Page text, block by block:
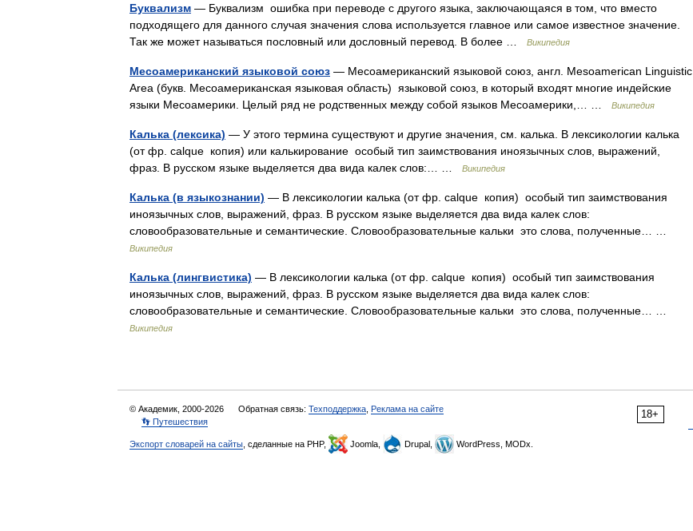
Буквализм — Буквализм ошибка при переводе с другого языка, заключающаяся в том, что вместо
подходящего для данного случая значения слова используется главное или самое известное значение.
Так же может называться пословный или дословный перевод. В более …
Википедия
Месоамериканский языковой союз — Месоамериканский языковой союз, англ. Mesoamerican Linguistic
Area (букв. Месоамериканская языковая область) языковой союз, в который входят многие индейские
языки Месоамерики. Целый ряд не родственных между собой языков Месоамерики,… …
Википедия
Калька (лексика) — У этого термина существуют и другие значения, см. калька. В лексикологии калька
(от фр. calque копия) или калькирование особый тип заимствования иноязычных слов, выражений,
фраз. В русском языке выделяется два вида калек слов:… …
Википедия
Калька (в языкознании) — В лексикологии калька (от фр. calque копия) особый тип заимствования
иноязычных слов, выражений, фраз. В русском языке выделяется два вида калек слов:
словообразовательные и семантические. Словообразовательные кальки это слова, полученные… …
Википедия
Калька (лингвистика) — В лексикологии калька (от фр. calque копия) особый тип заимствования
иноязычных слов, выражений, фраз. В русском языке выделяется два вида калек слов:
словообразовательные и семантические. Словообразовательные кальки это слова, полученные… …
Википедия
18+
© Академик, 2000-2026 Обратная связь: Техподдержка Реклама на сайте
👣 Путешествия
Экспорт словарей на сайты , сделанные на PHP, Joomla, Drupal, WordPress, MODx.